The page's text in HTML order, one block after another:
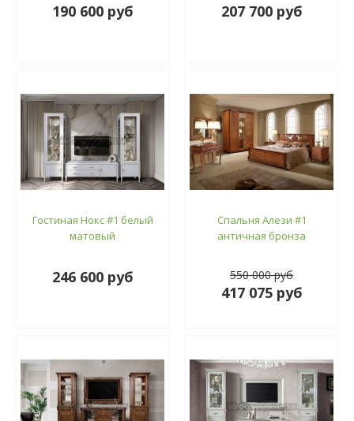
190 600 руб 207 700 руб
Гостиная Нокс #1 белый
матовый
246 600 руб
Спальня Алези #1
античная бронза
550 000 руб
417 075 руб